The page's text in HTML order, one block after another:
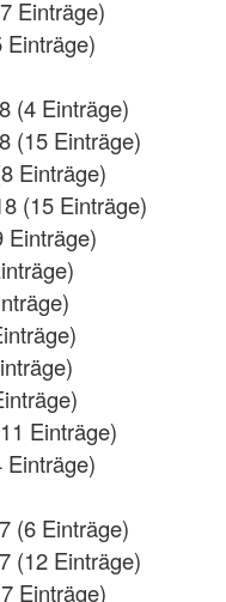
Einträge)
Einträge)
(4 Einträge)
(15 Einträge)
Einträge)
(15 Einträge)
Einträge)
Einträge)
Einträge)
(6 Einträge)
(12 Einträge)
Einträge)